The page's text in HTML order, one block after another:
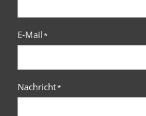
E-Mail*
Nachricht*